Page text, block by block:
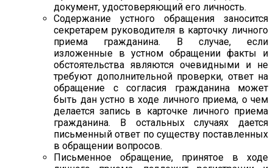
документ, удостоверяющий его личность.
Содержание устного обращения заносится
секретарем руководителя в карточку личного
приема гражданина. В случае, если
изложенные в устном обращении факты и
обстоятельства являются очевидными и не
требуют дополнительной проверки, ответ на
обращение с согласия гражданина может
быть дан устно в ходе личного приема, о чем
делается запись в карточке личного приема
гражданина. В остальных случаях дается
письменный ответ по существу поставленных
в обращении вопросов.
Письменное обращение, принятое в ходе